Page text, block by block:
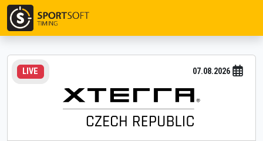
LIVE 07.08.2026